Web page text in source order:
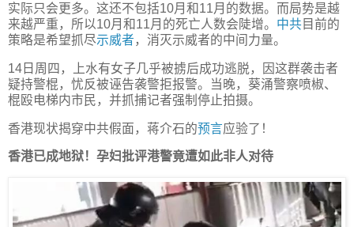
实际只会更多。这还不包括10月和11月的数据。而局势是越
来越严重，所以10月和11月的死亡人数会陡增。 中共目前的
策略是希望抓尽示威者，消灭示威者的中间力量。
14日周四，上水有女子几乎被掳后成功逃脱，因这群袭击者
疑持警棍，忧反被诬告袭警拒报警。当晚，葵涌警察喷椒、
棍殴电梯内市民，并抓捕记者强制停止拍摄。
香港现状揭穿中共假面，蒋介石的预言应验了！
香港已成地狱！孕妇批评港警竟遭如此非人对待